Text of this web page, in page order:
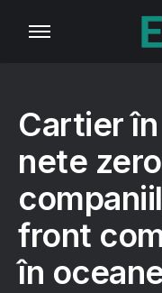
Cartier
nete
front
în